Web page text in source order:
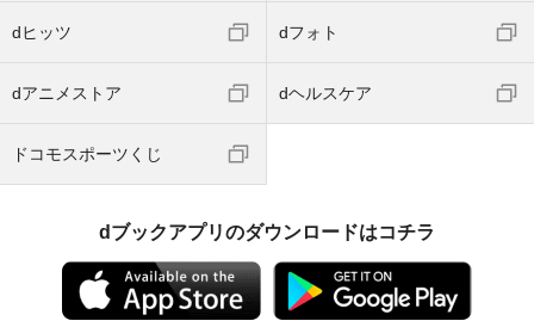
dヒッツ dフォト
dアニメストア dヘルスケア
ドコモスポーツくじ
dブックアプリのダウンロードはコチラ